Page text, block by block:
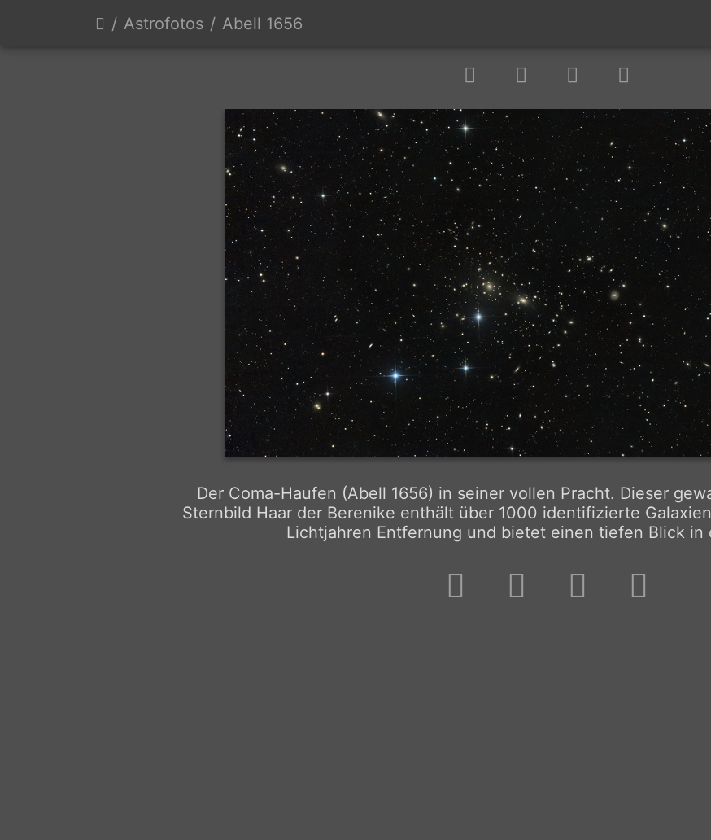
Astrofotos Abell 1656
Der Coma-Haufen (Abell 1656) in seiner vollen Pracht. Dieser
Sternbild Haar der Berenike enthält über 1000 identifizierte
Lichtjahren Entfernung und bietet einen tiefen Blick in